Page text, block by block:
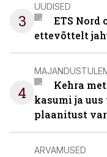
3
UUDISED
ETS Nord
ettevõttelt
4
Kehra
kasumi ja
plaanitust
ARVAMUSED